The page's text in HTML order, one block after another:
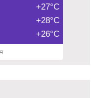
+27°C
+28°C
+26°C